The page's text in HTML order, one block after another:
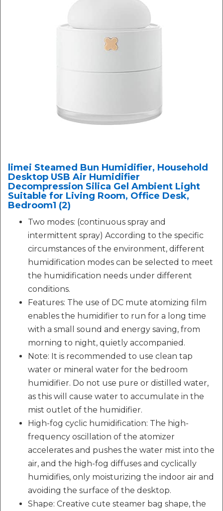
limei Steamed Bun Humidifier, Household
Desktop USB Air Humidifier
Decompression Silica Gel Ambient Light
Suitable for Living Room, Office Desk,
Bedroom1 (2)
Two modes: (continuous spray and
intermittent spray) According to the specific
circumstances of the environment, different
humidification modes can be selected to meet
the humidification needs under different
conditions.
Features: The use of DC mute atomizing film
enables the humidifier to run for a long time
with a small sound and energy saving, from
morning to night, quietly accompanied.
Note: It is recommended to use clean tap
water or mineral water for the bedroom
humidifier. Do not use pure or distilled water,
as this will cause water to accumulate in the
mist outlet of the humidifier.
High-fog cyclic humidification: The high-
frequency oscillation of the atomizer
accelerates and pushes the water mist into the
air, and the high-fog diffuses and cyclically
humidifies, only moisturizing the indoor air and
avoiding the surface of the desktop.
Shape: Creative cute steamer bag shape, the